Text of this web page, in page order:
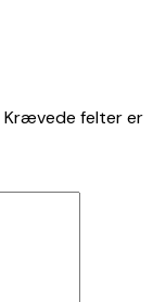
Krævede felter er